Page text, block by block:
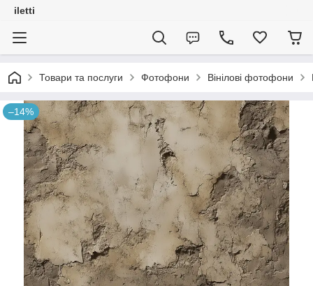
iletti
Товари та послуги Фотофони Вінілові фотофони
–14%